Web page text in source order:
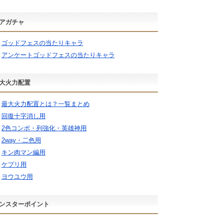
ガチャ
ゴッドフェスの当たりキャラ
アンケートゴッドフェスの当たりキャラ
火力配置
最大火力配置とは？一覧まとめ
回復十字消し用
2色コンボ・列強化・英雄神用
2way・二色用
キン肉マン編用
ケプリ用
ヨウユウ用
スターポイント